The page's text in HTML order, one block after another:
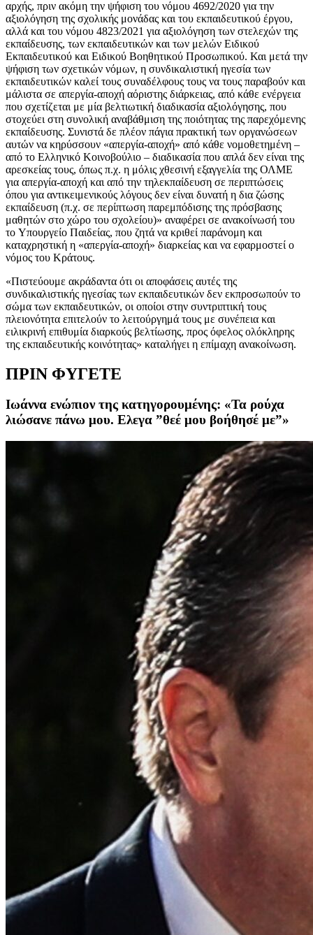
αρχής, πριν ακόμη την ψήφιση του νόμου 4692/2020 για την
αξιολόγηση της σχολικής μονάδας και του εκπαιδευτικού έργου,
αλλά και του νόμου 4823/2021 για αξιολόγηση των στελεχών της
εκπαίδευσης, των εκπαιδευτικών και των μελών Ειδικού
Εκπαιδευτικού και Ειδικού Βοηθητικού Προσωπικού. Και μετά την
ψήφιση των σχετικών νόμων, η συνδικαλιστική ηγεσία των
εκπαιδευτικών καλεί τους συναδέλφους τους να τους παραβούν και
μάλιστα σε απεργία-αποχή αόριστης διάρκειας, από κάθε ενέργεια
που σχετίζεται με μία βελτιωτική διαδικασία αξιολόγησης, που
στοχεύει στη συνολική αναβάθμιση της ποιότητας της παρεχόμενης
εκπαίδευσης. Συνιστά δε πλέον πάγια πρακτική των οργανώσεων
αυτών να κηρύσσουν «απεργία-αποχή» από κάθε νομοθετημένη –
από το Ελληνικό Κοινοβούλιο – διαδικασία που απλά δεν είναι της
αρεσκείας τους, όπως π.χ. η μόλις χθεσινή εξαγγελία της ΟΛΜΕ
για απεργία-αποχή και από την τηλεκπαίδευση σε περιπτώσεις
όπου για αντικειμενικούς λόγους δεν είναι δυνατή η δια ζώσης
εκπαίδευση (π.χ. σε περίπτωση παρεμπόδισης της πρόσβασης
μαθητών στο χώρο του σχολείου)» αναφέρει σε ανακοίνωσή του
το Υπουργείο Παιδείας, που ζητά να κριθεί παράνομη και
καταχρηστική η «απεργία-αποχή» διαρκείας και να εφαρμοστεί ο
νόμος του Κράτους.
«Πιστεύουμε ακράδαντα ότι οι αποφάσεις αυτές της
συνδικαλιστικής ηγεσίας των εκπαιδευτικών δεν εκπροσωπούν το
σώμα των εκπαιδευτικών, οι οποίοι στην συντριπτική τους
πλειονότητα επιτελούν το λειτούργημά τους με συνέπεια και
ειλικρινή επιθυμία διαρκούς βελτίωσης, προς όφελος ολόκληρης
της εκπαιδευτικής κοινότητας» καταλήγει η επίμαχη ανακοίνωση.
ΠΡΙΝ ΦΥΓΕΤΕ
Ιωάννα ενώπιον της κατηγορουμένης: «Τα ρούχα
λιώσανε πάνω μου. Ελεγα ”θεέ μου βοήθησέ με”»